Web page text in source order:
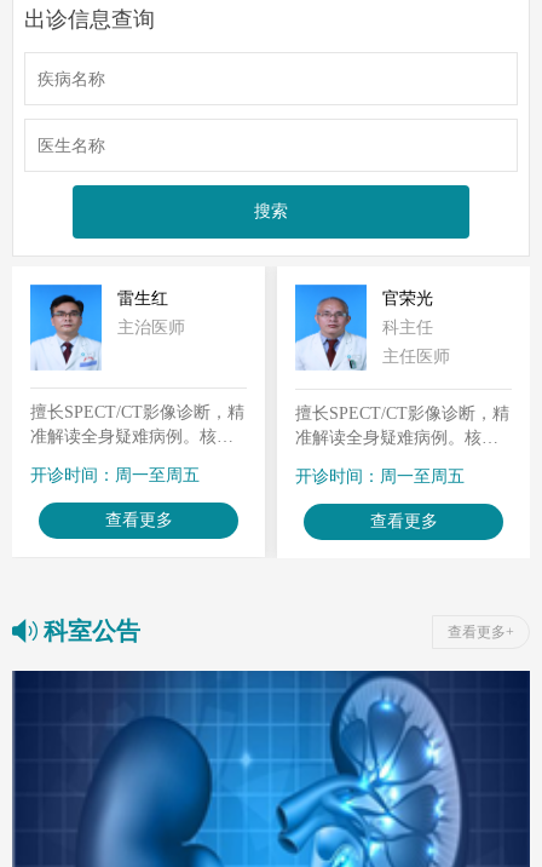
出诊信息查询
雷生红
主治医师
擅长SPECT/CT影像诊断，精
准解读全身疑难病例。核素
治疗超千例，治愈率90%以
上；锶-90敷贴无创治皮肤血
管瘤；锶-89靶向缓解骨转移
康
开诊时间：周一至周五
查看更多
官荣光
科主任
主任医师
擅长SPECT/CT影像诊断，精
准解读全身疑难病例。核素
治疗超千例，治愈率90%以
上；锶-90敷贴无创治皮肤血
管瘤；锶-89靶向缓解骨转移
开诊时间：周一至周五
查看更多
查看更多+
科室公告